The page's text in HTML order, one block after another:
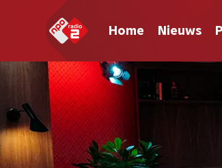
Home Nieuws